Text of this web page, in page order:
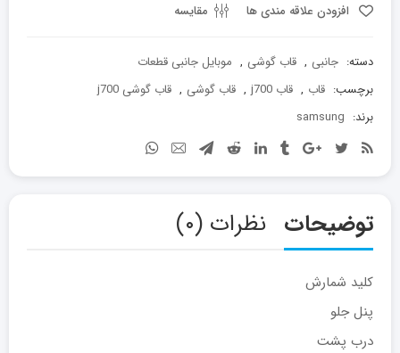
J700
افزودن علاقه مندی ها مقایسه
دسته: جانبی , قاب گوشی , موبایل جانبی قطعات
برچسب: قاب , قاب j700 , قاب گوشی , قاب گوشی j700
برند: samsung
توضیحات نظرات (۰)
کلید شمارش
پنل جلو
درب پشت